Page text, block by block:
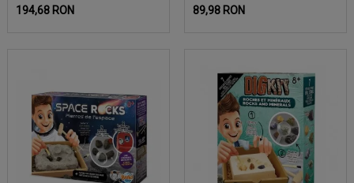
Pret
194,68 RON Pret
89,98 RON